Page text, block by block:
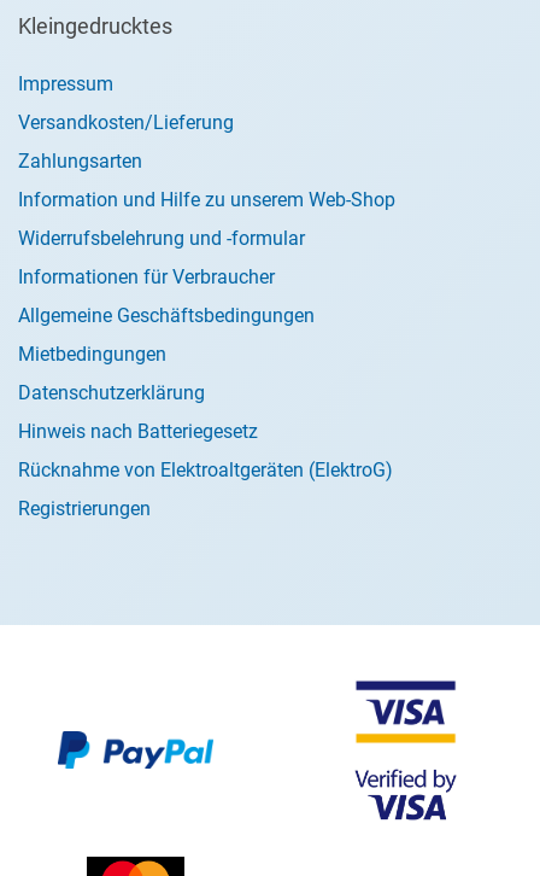
Kleingedrucktes
Impressum
Versandkosten/Lieferung
Zahlungsarten
Information und Hilfe zu unserem Web-Shop
Widerrufsbelehrung und -formular
Informationen für Verbraucher
Allgemeine Geschäftsbedingungen
Mietbedingungen
Datenschutzerklärung
Hinweis nach Batteriegesetz
Rücknahme von Elektroaltgeräten (ElektroG)
Registrierungen